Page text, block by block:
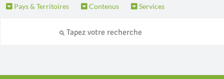
Pays & Territoires Contenus Services